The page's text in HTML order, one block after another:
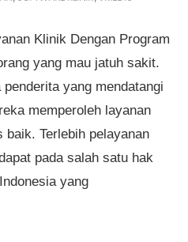
Klinik Dengan Program
yang mau jatuh sakit.
yang mendatangi
memperoleh layanan
baik. Terlebih pelayanan
pada salah satu hak
yang